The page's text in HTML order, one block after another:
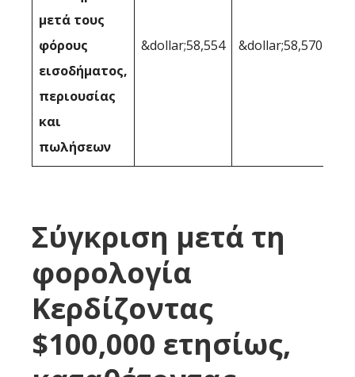
μετά τους
φόρους
εισοδήματος,
περιουσίας
και
πωλήσεων
&dollar;58,554 &dollar;58,570
Σύγκριση μετά τη
φορολογία
Κερδίζοντας
$100,000 ετησίως,